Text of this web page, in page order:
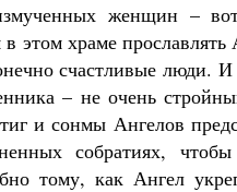
женщин –
в этом храме
счастливые люди.
– не очень
и сонмы Ангелов
собратиях,
тому, как Ангел